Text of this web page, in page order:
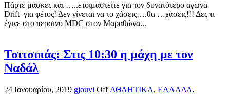
Πάρτε μάσκες και …..ετοιμαστείτε για τον δυνατότερο αγώνα
Drift για φέτος! Δεν γίνεται να το χάσεις….θα …χάσεις!!! Δες τι
έγινε στο περσινό MDC στον Μαραθώνα...
Τσιτσιπάς: Στις 10:30 η μάχη με τον
Ναδάλ
24 Ιανουαρίου, 2019 gjouvi Off ΑΘΛΗΤΙΚΑ, ΕΛΛΑΔΑ,